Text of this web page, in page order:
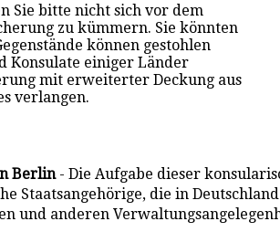
Sie bitte nicht sich vor dem
zu kümmern. Sie könnten
können gestohlen
Konsulate einiger Länder
mit erweiterter Deckung aus
verlangen.
Berlin- Die Aufgabe dieser
Staatsangehörige, die in
und anderen